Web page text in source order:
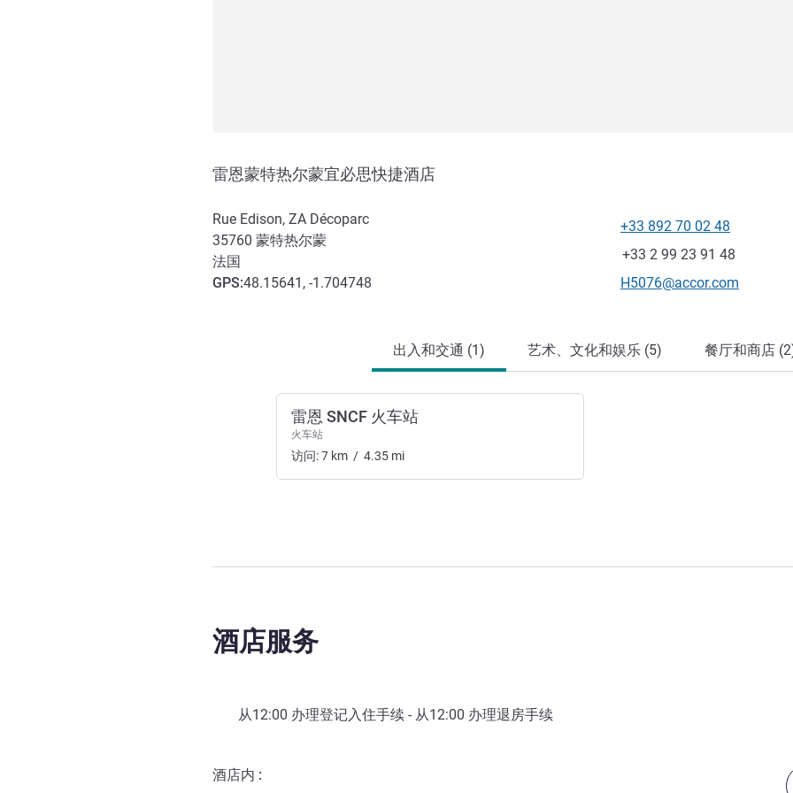
雷恩蒙特热尔蒙宜必思快捷酒店
Rue Edison, ZA Décoparc
35760 蒙特热尔蒙
法国
GPS:48.15641, -1.704748
电话
+33 892 70 02 48
传真
+33 2 99 23 91 48
联系电子邮件
H5076@accor.com
出入和交通 (1) 艺术、文化和娱乐 (5) 餐厅和商店
雷恩 SNCF 火车站
火车站
访问:7 km / 4.35 mi
酒店服务
从12:00 办理登记入住手续 - 从12:00 办理退房手续
酒店内